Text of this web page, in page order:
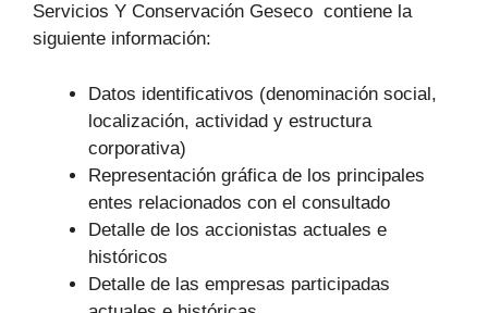
Servicios Y Conservación Geseco contiene la
siguiente información:
Datos identificativos (denominación social,
localización, actividad y estructura
corporativa)
Representación gráfica de los principales
entes relacionados con el consultado
Detalle de los accionistas actuales e
históricos
Detalle de las empresas participadas